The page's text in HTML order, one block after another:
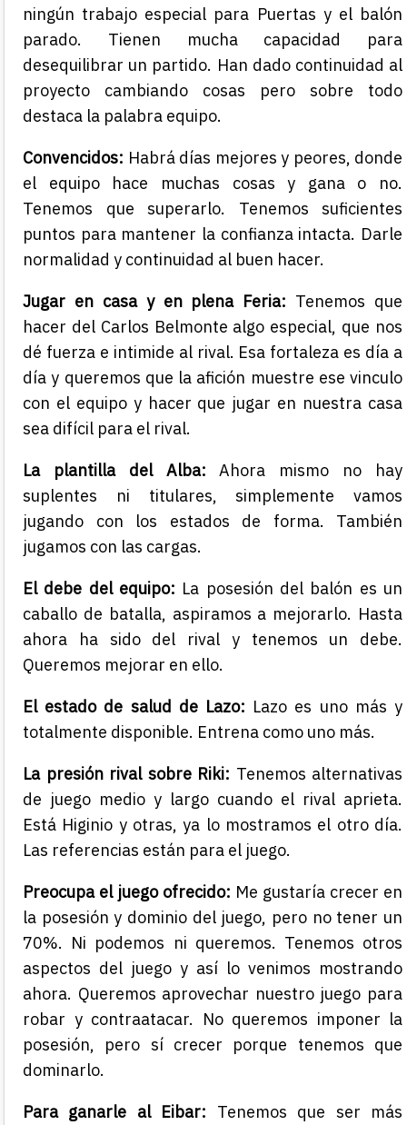
ningún trabajo especial para Puertas y el balón
parado. Tienen mucha capacidad para
desequilibrar un partido. Han dado continuidad al
proyecto cambiando cosas pero sobre todo
destaca la palabra equipo.
Convencidos: Habrá días mejores y peores, donde
el equipo hace muchas cosas y gana o no.
Tenemos que superarlo. Tenemos suficientes
puntos para mantener la confianza intacta. Darle
normalidad y continuidad al buen hacer.
Jugar en casa y en plena Feria: Tenemos que
hacer del Carlos Belmonte algo especial, que nos
dé fuerza e intimide al rival. Esa fortaleza es día a
día y queremos que la afición muestre ese vinculo
con el equipo y hacer que jugar en nuestra casa
sea difícil para el rival.
La plantilla del Alba: Ahora mismo no hay
suplentes ni titulares, simplemente vamos
jugando con los estados de forma. También
jugamos con las cargas.
El debe del equipo: La posesión del balón es un
caballo de batalla, aspiramos a mejorarlo. Hasta
ahora ha sido del rival y tenemos un debe.
Queremos mejorar en ello.
El estado de salud de Lazo: Lazo es uno más y
totalmente disponible. Entrena como uno más.
La presión rival sobre Riki: Tenemos alternativas
de juego medio y largo cuando el rival aprieta.
Está Higinio y otras, ya lo mostramos el otro día.
Las referencias están para el juego.
Preocupa el juego ofrecido: Me gustaría crecer en
la posesión y dominio del juego, pero no tener un
70%. Ni podemos ni queremos. Tenemos otros
aspectos del juego y así lo venimos mostrando
ahora. Queremos aprovechar nuestro juego para
robar y contraatacar. No queremos imponer la
posesión, pero sí crecer porque tenemos que
dominarlo.
Para ganarle al Eibar: Tenemos que ser más